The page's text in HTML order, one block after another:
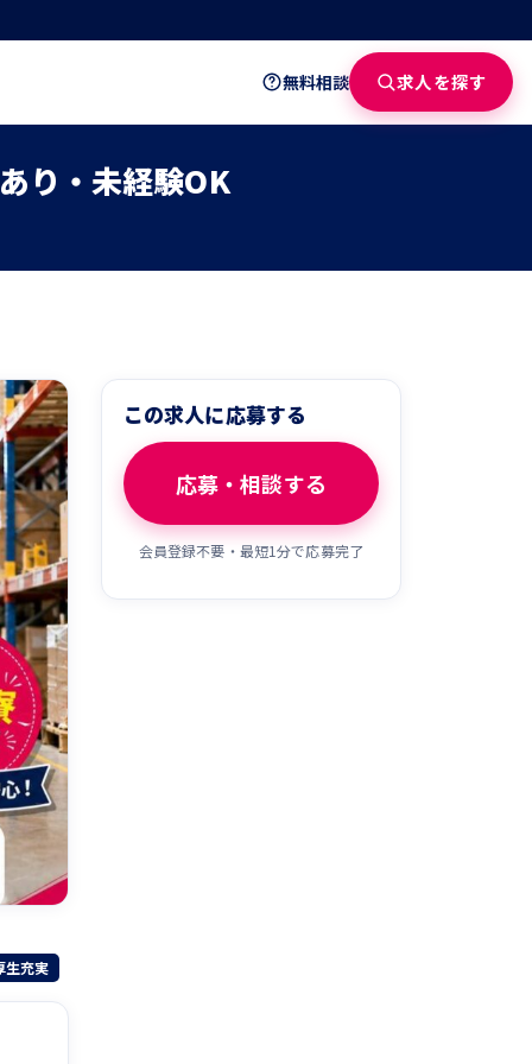
無料相談 求人を探す
り・未経験OK
生充実
この求人に応募する
応募・相談する
会員登録不要・最短1分で応募完了